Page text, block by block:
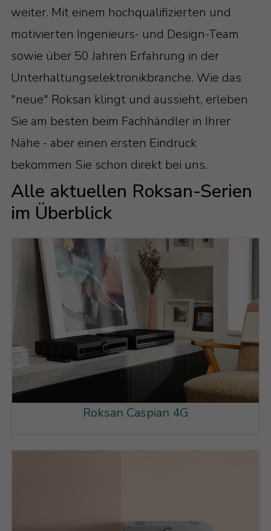
weiter. Mit einem hochqualifizierten und
motivierten Ingenieurs- und Design-Team
sowie über 50 Jahren Erfahrung in der
Unterhaltungselektronikbranche. Wie das
"neue" Roksan klingt und aussieht, erleben
Sie am besten beim Fachhändler in Ihrer
Nähe - aber einen ersten Eindruck
bekommen Sie schon direkt bei uns.
Alle aktuellen Roksan-Serien
im Überblick
Roksan Caspian 4G